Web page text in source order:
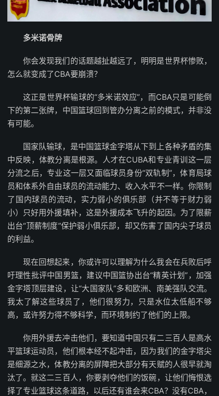
多米诺骨牌
你会发现我们的话题越扯越远了，明明是世界杯惨败，
怎么就变成了CBA要崩溃？
这正是世界杯输球的“多米诺效应”，而CBA只是可能倒
下的第二张牌，中国篮球回到管办分离之前的模式，并非没
有可能。
国家队输球，是中国篮球金字塔从下到上各种矛盾的集
中反映，体教分离是根源。人才在CUBA和专业青训这一层
分流之后，专业这一层又面临球员身份“双轨制”，体育局球
员和体系外自由球员的流动能力、收入水平不一样。你限制
了国内球员的流动，实力弱小的俱乐部（并不等于财力弱
小）只好用外援填补，这是外援成本飞升的起因。为了限薪
出台“顶薪制度”保护弱小俱乐部，却又伤害了国内尖子球员
的利益。
现在回想起来，你或许可以理解为什么我会在兵败后呼
吁理性批评中国男篮，建议中国篮协出台“精英计划”，加强
金字塔顶层建设，让“大国家队”多和欧洲、南美强队交流。
我太了解这些球员了，他们很努力，只是水位太低船不够
高，或许努力得不够科学，而环境制约了他们的上限。
你用外援去冲击他们，要知道中国只有二三百人是高水
平篮球运动员，他们根本经不起冲击，因为我们的金字塔尖
是细源之水，体教分离的屏障把大部分有天赋的人很早就淘
汰了。就这二三百人，你要剥夺他们的饭碗，让他们悔恨选
择了专业篮球这条道路，以后还有谁会来CBA？没有CBA，